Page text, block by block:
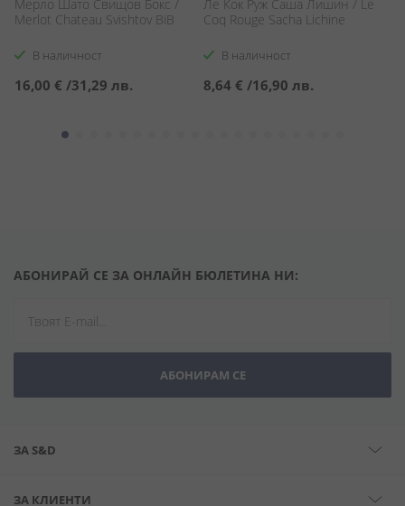
Мерло Шато Свищов Бокс /
Merlot Chateau Svishtov BiB
В наличност
16,00 € /31,29 лв.
Ле Кок Руж Саша Лишин / Le
Coq Rouge Sacha Lichine
В наличност
8,64 € /16,90 лв.
АБОНИРАЙ СЕ ЗА ОНЛАЙН БЮЛЕТИНА НИ:
АБОНИРАМ СЕ
ЗА S&D
ЗА КЛИЕНТИ